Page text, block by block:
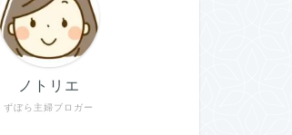
ずぼら主婦ブロガー
ノトリエ